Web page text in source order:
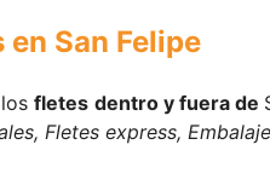
San Felipe
fletes dentro y fuera de
Fletes express,